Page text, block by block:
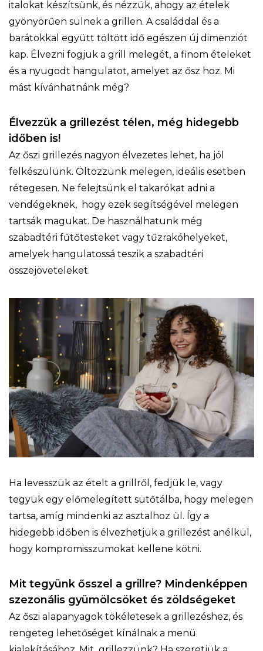
italokat készítsünk, és nézzük, ahogy az ételek
gyönyörűen sülnek a grillen. A családdal és a
barátokkal együtt töltött idő egészen új dimenziót
kap. Élvezni fogjuk a grill melegét, a finom ételeket
és a nyugodt hangulatot, amelyet az ősz hoz. Mi
mást kívánhatnánk még?
Élvezzük a grillezést télen, még hidegebb
időben is!
Az őszi grillezés nagyon élvezetes lehet, ha jól
felkészülünk. Öltözzünk melegen, ideális esetben
rétegesen. Ne felejtsünk el takarókat adni a
vendégeknek, hogy ezek segítségével melegen
tartsák magukat. De használhatunk még
szabadtéri fűtőtesteket vagy tűzrakóhelyeket,
amelyek hangulatossá teszik a szabadtéri
összejöveteleket.
Ha levesszük az ételt a grillről, fedjük le, vagy
tegyük egy előmelegített sütőtálba, hogy melegen
tartsa, amíg mindenki az asztalhoz ül. Így a
hidegebb időben is élvezhetjük a grillezést anélkül,
hogy kompromisszumokat kellene kötni.
Mit tegyünk ősszel a grillre? Mindenképpen
szezonális gyümölcsöket és zöldségeket
Az őszi alapanyagok tökéletesek a grillezéshez, és
rengeteg lehetőséget kínálnak a menü